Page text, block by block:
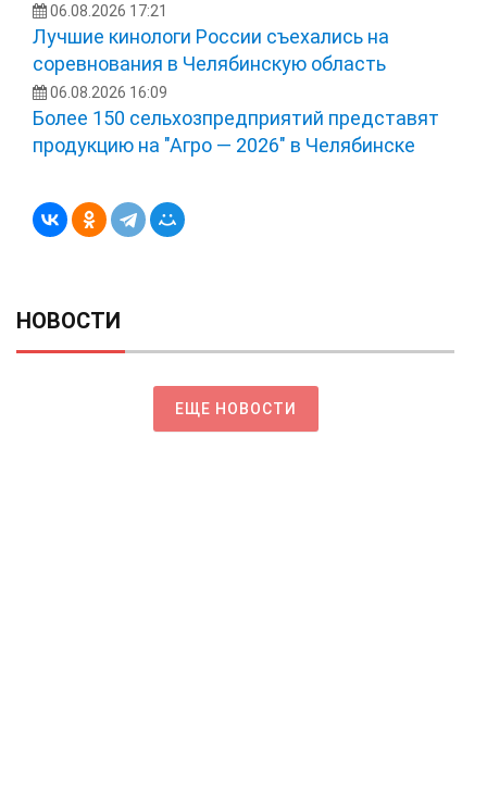
06.08.2026 17:21
Лучшие кинологи России съехались на
соревнования в Челябинскую область
06.08.2026 16:09
Более 150 сельхозпредприятий представят
продукцию на "Агро — 2026" в Челябинске
НОВОСТИ
ЕЩЕ НОВОСТИ